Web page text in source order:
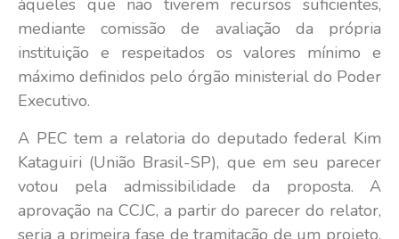
àqueles que não tiverem recursos suficientes,
mediante comissão de avaliação da própria
instituição e respeitados os valores mínimo e
máximo definidos pelo órgão ministerial do Poder
Executivo.
A PEC tem a relatoria do deputado federal Kim
Kataguiri (União Brasil-SP), que em seu parecer
votou pela admissibilidade da proposta. A
aprovação na CCJC, a partir do parecer do relator,
seria a primeira fase de tramitação de um projeto,